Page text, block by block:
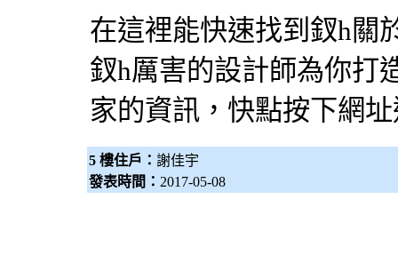
在這裡能快速找到釵h關
釵h厲害的設計師為你打
家的資訊，快點按下網
5 樓住戶： 謝佳宇
發表時間： 2017-05-08